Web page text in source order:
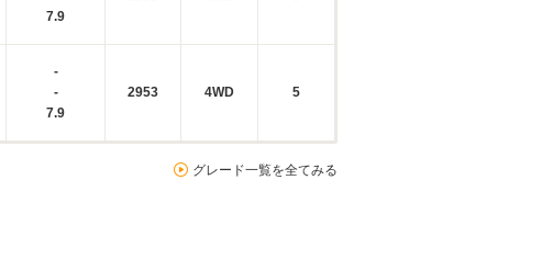
7.9
-
-
7.9
2953 4WD 5
グレード一覧を全てみる